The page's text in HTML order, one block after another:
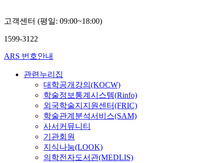
고객센터 (평일: 09:00~18:00)
1599-3122
ARS 번호안내
관련누리집
대학공개강의(KOCW)
학술정보통계시스템(Rinfo)
외국학술지지원센터(FRIC)
학술관계분석서비스(SAM)
사서커뮤니티
기관회원
지식나눔(LOOK)
의학전자도서관(MEDLIS)